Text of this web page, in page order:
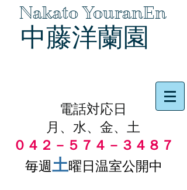
Nakato YouranEn
中藤洋蘭園
電話対応日
月、水、金、土
０４２－５７４－３４８７
毎週土曜日温室公開中